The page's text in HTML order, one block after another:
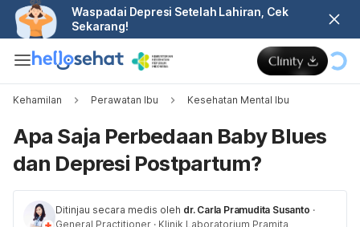
Waspadai Depresi Setelah Lahiran, Cek
Sekarang!
Kehamilan Perawatan Ibu Kesehatan Mental Ibu
Apa Saja Perbedaan Baby Blues
dan Depresi Postpartum?
Ditinjau secara medis oleh dr. Carla Pramudita Susanto ·
General Practitioner · Klinik Laboratorium Pramita